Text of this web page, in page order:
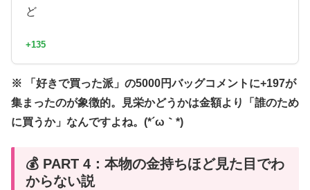
ど
+135
※ 「好きで買った派」の5000円バッグコメントに+197が
集まったのが象徴的。見栄かどうかは金額より「誰のため
に買うか」なんですよね。(*´ω｀*)
💰 PART 4：本物の金持ちほど見た目でわ
からない説